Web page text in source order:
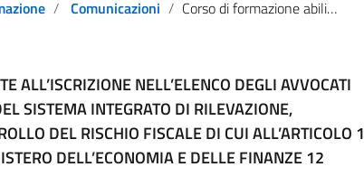
Comunicazioni Corso di formazione abilitante alla iscrizione all’elenco dei certificatori – Scuola Superiore Avvocatura
ALL’ISCRIZIONE NELL’ELENCO DEGLI AVVOCATI
SISTEMA INTEGRATO DI RILEVAZIONE,
DEL RISCHIO FISCALE DI CUI ALL’ARTICOLO
DELL’ECONOMIA E DELLE FINANZE 12